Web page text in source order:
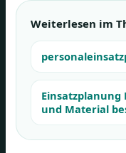
Weiterlesen im
Einsatzplanung
und Material